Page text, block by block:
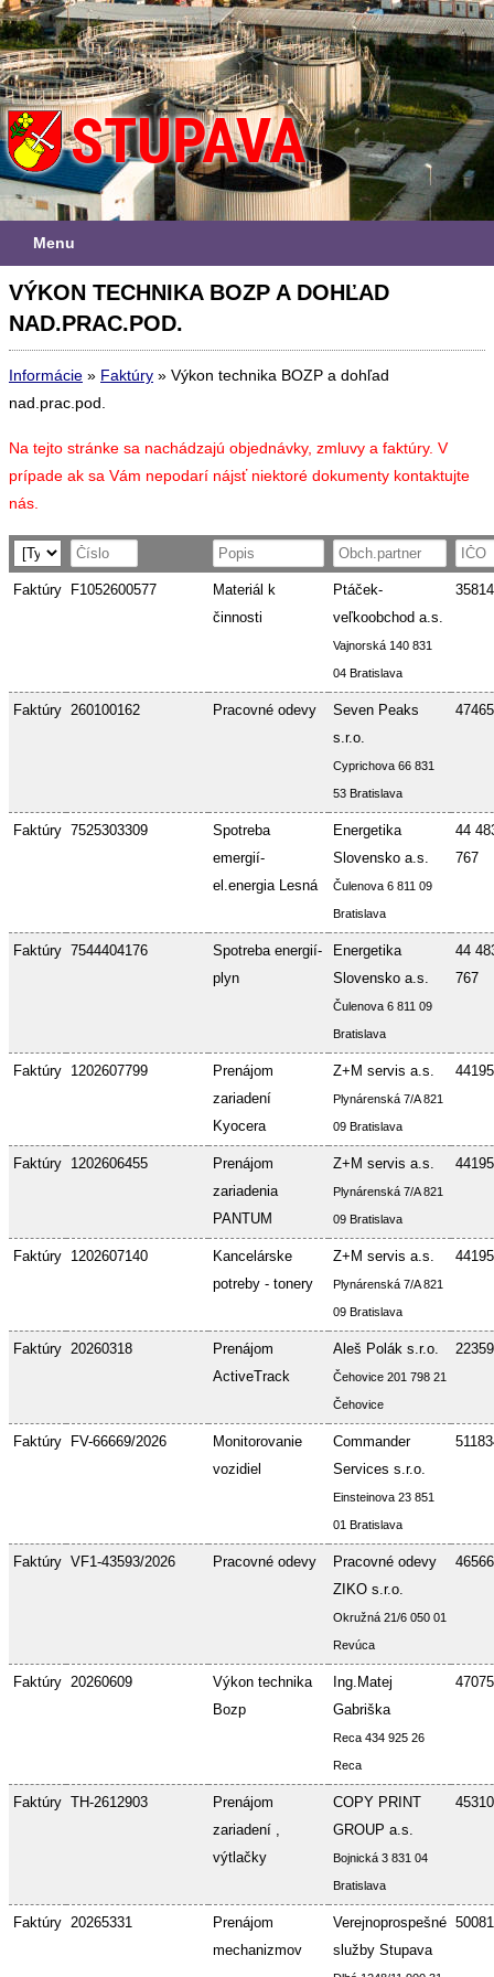
Menu
VÝKON TECHNIKA BOZP A DOHĽAD
NAD.PRAC.POD.
Informácie » Faktúry » Výkon technika BOZP a dohľad
nad.prac.pod.
Na tejto stránke sa nachádzajú objednávky, zmluvy a faktúry. V
prípade ak sa Vám nepodarí nájsť niektoré dokumenty kontaktujte
nás.
Faktúry F1052600577
Materiál k
činnosti
Ptáček-
veľkoobchod a.s.
Vajnorská 140 831
04 Bratislava
Faktúry 260100162 Pracovné odevy
Seven Peaks
s.r.o.
Cyprichova 66 831
53 Bratislava
Faktúry 7525303309
Spotreba
emergií-
el.energia Lesná
Energetika
Slovensko a.s.
Čulenova 6 811 09
Bratislava
44
767
Faktúry 7544404176
Spotreba energií-
plyn
Energetika
Slovensko a.s.
Čulenova 6 811 09
Bratislava
44
767
Faktúry 1202607799
Prenájom
zariadení
Kyocera
Z+M servis a.s.
Plynárenská 7/A 821
09 Bratislava
Faktúry 1202606455
Prenájom
zariadenia
PANTUM
Z+M servis a.s.
Plynárenská 7/A 821
09 Bratislava
Faktúry 1202607140
Kancelárske
potreby - tonery
Z+M servis a.s.
Plynárenská 7/A 821
09 Bratislava
Faktúry 20260318
Prenájom
ActiveTrack
Aleš Polák s.r.o.
Čehovice 201 798 21
Čehovice
Faktúry FV-66669/2026
Monitorovanie
vozidiel
Commander
Services s.r.o.
Einsteinova 23 851
01 Bratislava
Faktúry VF1-43593/2026 Pracovné odevy
Pracovné odevy
ZIKO s.r.o.
Okružná 21/6 050 01
Revúca
Faktúry 20260609
Výkon technika
Bozp
Ing.Matej
Gabriška
Reca 434 925 26
Reca
Faktúry TH-2612903
Prenájom
zariadení ,
výtlačky
COPY PRINT
GROUP a.s.
Bojnická 3 831 04
Bratislava
Faktúry 20265331
Prenájom
mechanizmov
Verejnoprospešné
služby Stupava